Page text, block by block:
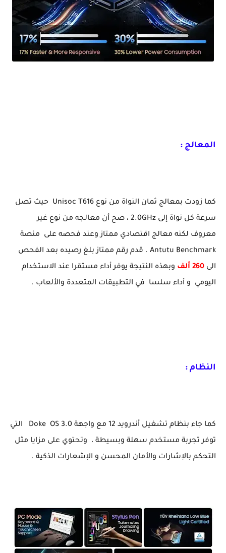
المعالج :
كما زودت بمعالج ثمان النواة من نوع Unisoc T616 حيث تصل
سرعة كل نواة إلى 2.0GHz ، صح أن معالجه من نوع غير
معروف لكنه معالج اقتصادي ممتاز وعند فحصه على منصة
Antutu Benchmark . قدم رقم ممتاز بلغ رصيده بعد الفحص
الى 260 ألف
وبهذه النتيجة يوفر أداء مستقرا عند الاستخدام
اليومي و أداء سلسا في التطبيقات المتعددة والألعاب .
النظام :
كما جاء بنظام تشغيل أندرويد 12 مع واجهة Doke OS 3.0 التي
توفر تجربة مستخدم سهلة وبسيطة ، وتحتوي على مزايا مثل
التحكم بالإشارات والأمان المحسن و الإشعارات الذكية .